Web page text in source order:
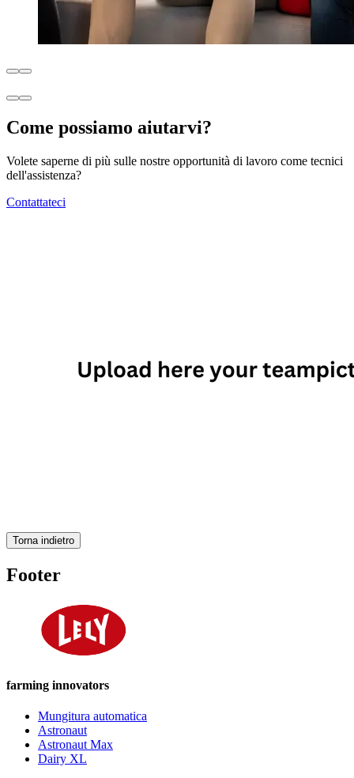
Come possiamo aiutarvi?
Volete saperne di più sulle nostre opportunità di lavoro come tecnici
dell'assistenza?
Contattateci
Torna indietro
Footer
farming innovators
Mungitura automatica
Astronaut
Astronaut Max
Dairy XL